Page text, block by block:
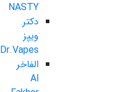
NASTY
دکتر
ویپز
Dr.Vapes
الفاخر
Al